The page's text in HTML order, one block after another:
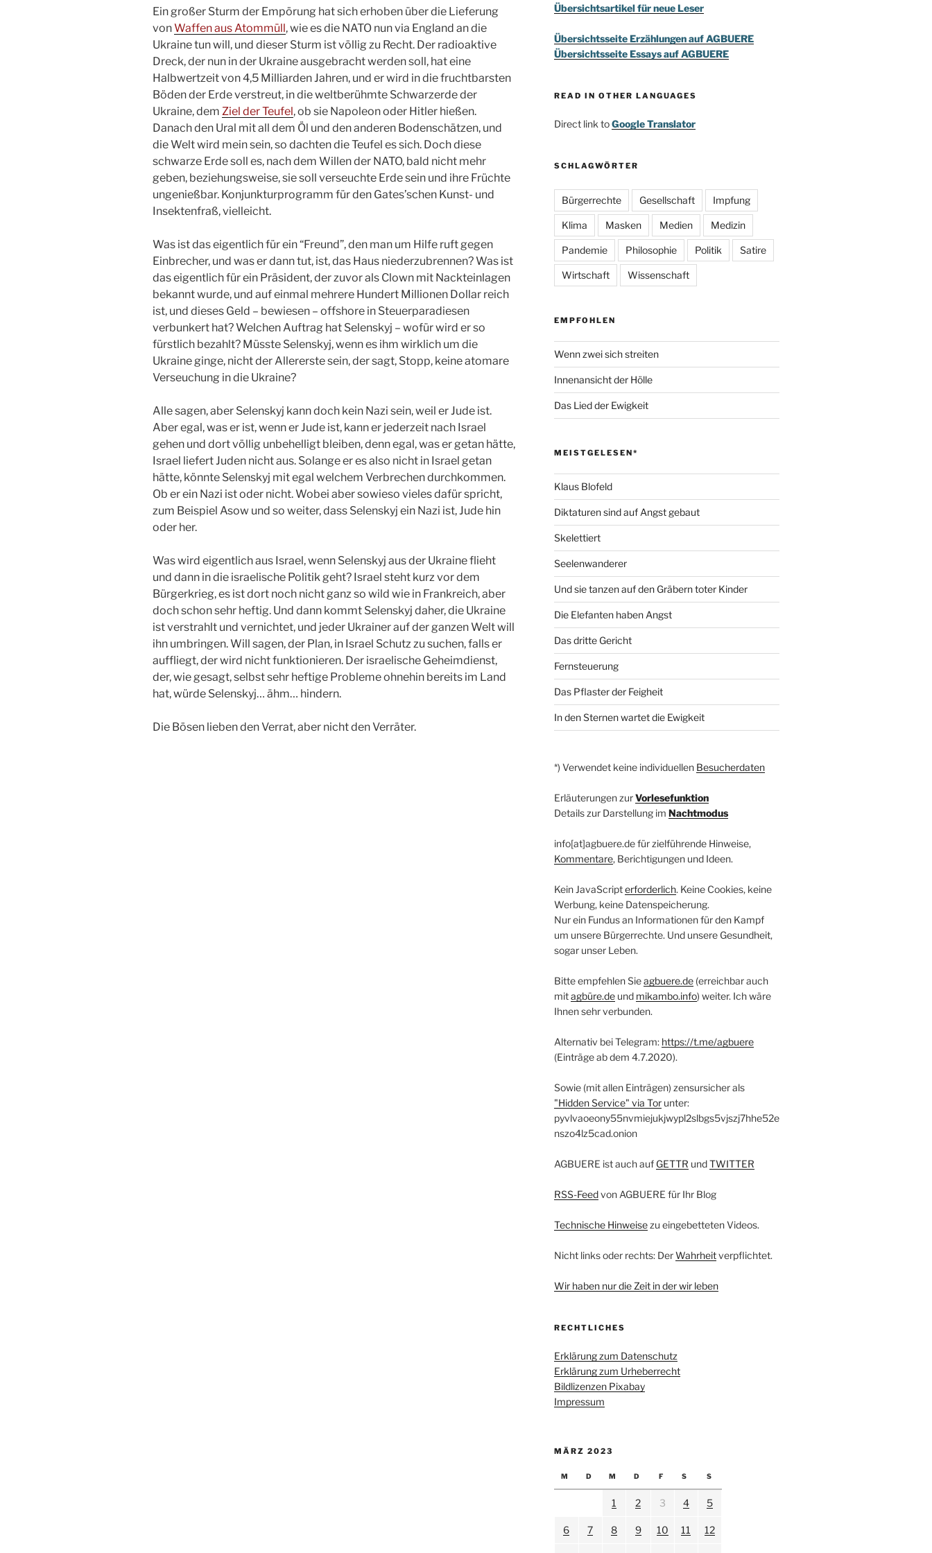
Ein großer Sturm der Empörung hat sich erhoben über die Lieferung
vonWaffen aus Atommüll, wie es die NATO nun via England an die
Ukraine tun will, und dieser Sturm ist völlig zu Recht. Der radioaktive
Dreck, der nun in der Ukraine ausgebracht werden soll, hat eine
Halbwertzeit von 4,5 Milliarden Jahren, und er wird in die fruchtbarsten
Böden der Erde verstreut, in die weltberühmte Schwarzerde der
Ukraine, dem Ziel der Teufel, ob sie Napoleon oder Hitler hießen.
Danach den Ural mit all dem Öl und den anderen Bodenschätzen, und
die Welt wird mein sein, so dachten die Teufel es sich. Doch diese
schwarze Erde soll es, nach dem Willen der NATO, bald nicht mehr
geben, beziehungsweise, sie soll verseuchte Erde sein und ihre Früchte
ungenießbar. Konjunkturprogramm für den Gates’schen Kunst- und
Insektenfraß, vielleicht.
Was ist das eigentlich für ein “Freund”, den man um Hilfe ruft gegen
Einbrecher, und was er dann tut, ist, das Haus niederzubrennen? Was ist
das eigentlich für ein Präsident, der zuvor als Clown mit Nackteinlagen
bekannt wurde, und auf einmal mehrere Hundert Millionen Dollar reich
ist, und dieses Geld – bewiesen – offshore in Steuerparadiesen
verbunkert hat? Welchen Auftrag hat Selenskyj – wofür wird er so
fürstlich bezahlt? Müsste Selenskyj, wenn es ihm wirklich um die
Ukraine ginge, nicht der Allererste sein, der sagt, Stopp, keine atomare
Verseuchung in die Ukraine?
Alle sagen, aber Selenskyj kann doch kein Nazi sein, weil er Jude ist.
Aber egal, was er ist, wenn er Jude ist, kann er jederzeit nach Israel
gehen und dort völlig unbehelligt bleiben, denn egal, was er getan hätte,
Israel liefert Juden nicht aus. Solange er es also nicht in Israel getan
hätte, könnte Selenskyj mit egal welchem Verbrechen durchkommen.
Ob er ein Nazi ist oder nicht. Wobei aber sowieso vieles dafür spricht,
zum Beispiel Asow und so weiter, dass Selenskyj ein Nazi ist, Jude hin
oder her.
Was wird eigentlich aus Israel, wenn Selenskyj aus der Ukraine flieht
und dann in die israelische Politik geht? Israel steht kurz vor dem
Bürgerkrieg, es ist dort noch nicht ganz so wild wie in Frankreich, aber
doch schon sehr heftig. Und dann kommt Selenskyj daher, die Ukraine
ist verstrahlt und vernichtet, und jeder Ukrainer auf der ganzen Welt will
ihn umbringen. Will sagen, der Plan, in Israel Schutz zu suchen, falls er
auffliegt, der wird nicht funktionieren. Der israelische Geheimdienst,
der, wie gesagt, selbst sehr heftige Probleme ohnehin bereits im Land
hat, würde Selenskyj… ähm… hindern.
Die Bösen lieben den Verrat, aber nicht den Verräter.
Übersichtsartikel für neue Leser
Übersichtsseite Erzählungen auf AGBUERE
Übersichtsseite Essays auf AGBUERE
READ IN OTHER LANGUAGES
Direct link toGoogle Translator
SCHLAGWÖRTER
Bürgerrechte Gesellschaft Impfung
Klima Masken Medien Medizin
Pandemie Philosophie Politik Satire
Wirtschaft Wissenschaft
EMPFOHLEN
Wenn zwei sich streiten
Innenansicht der Hölle
Das Lied der Ewigkeit
MEISTGELESEN*
Klaus Blofeld
Diktaturen sind auf Angst gebaut
Skelettiert
Seelenwanderer
Und sie tanzen auf den Gräbern toter Kinder
Die Elefanten haben Angst
Das dritte Gericht
Fernsteuerung
Das Pflaster der Feigheit
In den Sternen wartet die Ewigkeit
*) Verwendet keine individuellen Besucherdaten
Erläuterungen zurVorlesefunktion
Details zur Darstellung im Nachtmodus
info[at]agbuere.de für zielführende Hinweise,
Kommentare, Berichtigungen und Ideen.
Kein JavaScripterforderlich. Keine Cookies, keine
Werbung, keine Datenspeicherung.
Nur ein Fundus an Informationen für den Kampf
um unsere Bürgerrechte. Und unsere Gesundheit,
sogar unser Leben.
Bitte empfehlen Sieagbuere.de(erreichbar auch
mitagbüre.deund mikambo.info) weiter. Ich wäre
Ihnen sehr verbunden.
Alternativ bei Telegram: https://t.me/agbuere
(Einträge ab dem 4.7.2020).
Sowie (mit allen Einträgen) zensursicher als
"Hidden Service" via Torunter:
pyvlvaoeony55nvmiejukjwypl2slbgs5vjszj7hhe52e
nszo4lz5cad.onion
AGBUERE ist auch auf GETTR undTWITTER
RSS-Feedvon AGBUERE für Ihr Blog
Technische Hinweisezu eingebetteten Videos.
Nicht links oder rechts: DerWahrheitverpflichtet.
Wir haben nur die Zeit in der wir leben
RECHTLICHES
Erklärung zum Datenschutz
Erklärung zum Urheberrecht
Bildlizenzen Pixabay
Impressum
MÄRZ 2023
M D M D F S S
1 2 3 4 5
6 7 8 9 10 11 12